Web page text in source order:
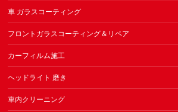
車 ガラスコーティング
フロントガラスコーティング＆リペア
カーフィルム施工
ヘッドライト 磨き
車内クリーニング